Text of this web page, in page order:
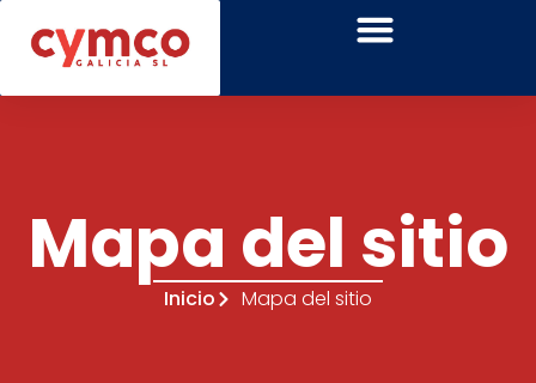
Mapa del sitio
Inicio Mapa del sitio